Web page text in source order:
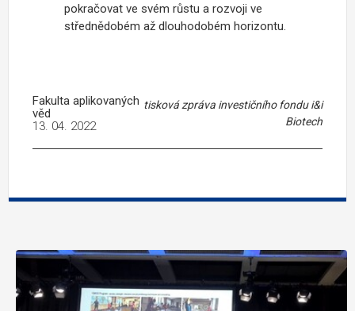
pokračovat ve svém růstu a rozvoji ve
střednědobém až dlouhodobém horizontu.
Fakulta aplikovaných
věd
tisková zpráva investičního fondu i&i
Biotech
13. 04. 2022